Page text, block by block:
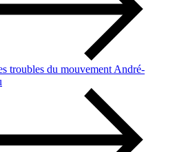
troubles du mouvement André-